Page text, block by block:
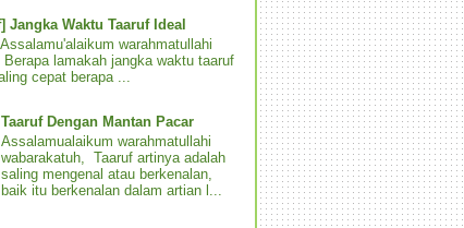
Jangka Waktu Taaruf Ideal
warahmatullahi
lamakah jangka waktu taaruf
cepat berapa ...
Taaruf Dengan Mantan Pacar
Assalamualaikum warahmatullahi
wabarakatuh, Taaruf artinya adalah
saling mengenal atau berkenalan,
baik itu berkenalan dalam artian l...